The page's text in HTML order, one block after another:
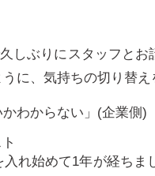
久しぶりにスタッフと
に、気持ちの切り替
かわからない」(企業側)
入れ始めて1年が経ち